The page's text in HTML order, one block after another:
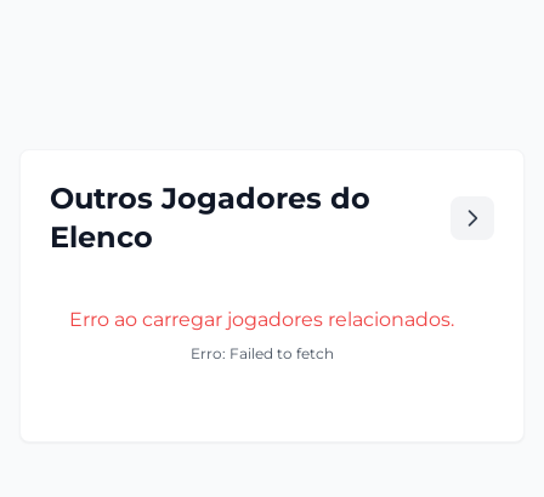
Outros Jogadores do
Elenco
Erro ao carregar jogadores relacionados.
Erro: Failed to fetch